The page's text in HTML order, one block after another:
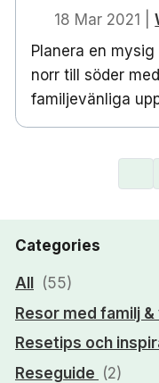
18 Mar 2021 |
Planera en
norr till söder
familjevänliga
Categories
All
(55)
Resor med familj &
Resetips och
Reseguide (2)